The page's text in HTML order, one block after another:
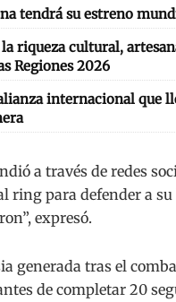
tendrá su estreno
riqueza cultural,
Regiones 2026
internacional que
a través de redes
para defender a su
expresó.
generada tras el
de completar 20